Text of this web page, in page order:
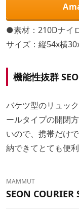
●素材：210Dナイ
サイズ：縦54x横
機能性抜群
バケツ型のリュッ
ールタイプの開閉
いので、携帯だけ
納できてとても便利
MAMMUT
SEON COURIER